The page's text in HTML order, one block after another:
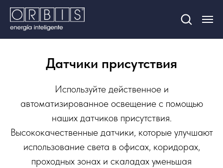
Датчики присутствия
Используйте действенное и
автоматизированное освещение с помощью
наших датчиков присутствия.
Высококачественные датчики, которые улучшают
использование света в офисах, коридорах,
проходных зонах и скаладах уменьшая